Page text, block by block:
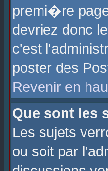
premi�re
devriez donc
c'est
poster des
Revenir en
Que sont les
Les sujets
ou soit par